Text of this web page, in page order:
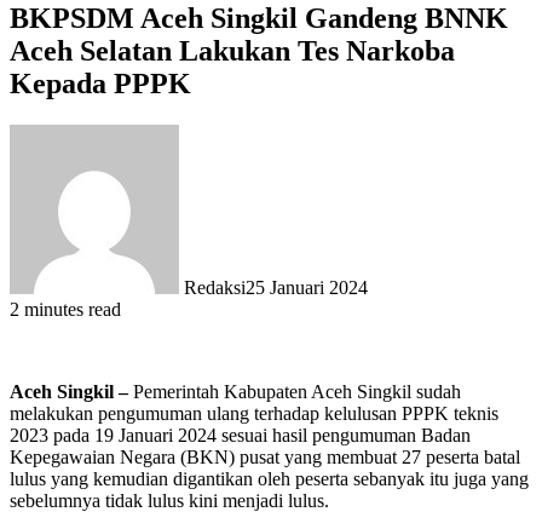
BKPSDM Aceh Singkil Gandeng BNNK
Aceh Selatan Lakukan Tes Narkoba
Kepada PPPK
Redaksi25 Januari 2024
2 minutes read
Aceh Singkil –Pemerintah Kabupaten Aceh Singkil sudah
melakukan pengumuman ulang terhadap kelulusan PPPK teknis
2023 pada 19 Januari 2024 sesuai hasil pengumuman Badan
Kepegawaian Negara (BKN) pusat yang membuat 27 peserta batal
lulus yang kemudian digantikan oleh peserta sebanyak itu juga yang
sebelumnya tidak lulus kini menjadi lulus.